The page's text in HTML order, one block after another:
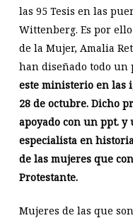
las 95 Tesis en las
Wittenberg. Es por
de la Mujer, Amalia
han diseñado todo un
este ministerio en las
28 de octubre. Dicho
apoyado con un ppt.
especialista en
de las mujeres que
Protestante.
Mujeres de las que